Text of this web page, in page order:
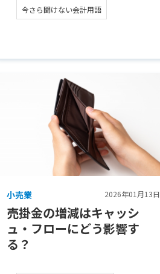
今さら聞けない会計用語
小売業 2026年01月13日
売掛金の増減はキャッシ
ュ・フローにどう影響す
る？